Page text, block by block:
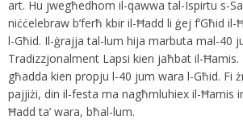
art. Hu jwegħedhom il-qawwa tal-Ispirtu s-
niċċelebraw b’ferħ kbir il-Ħadd li ġej f’Għid
l-Għid. Il-ġrajja tal-lum hija marbuta mal-40
Tradizzjonalment Lapsi kien jaħbat il-
għadda kien propju l-40 jum wara l-Għid. Fi
pajjiżi, din il-festa ma nagħmluhiex il-Ħamis
Ħadd ta’ wara, bħal-lum.